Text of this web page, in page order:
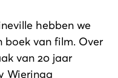
hebben we
boek van film. Over
van 20 jaar
Wieringa